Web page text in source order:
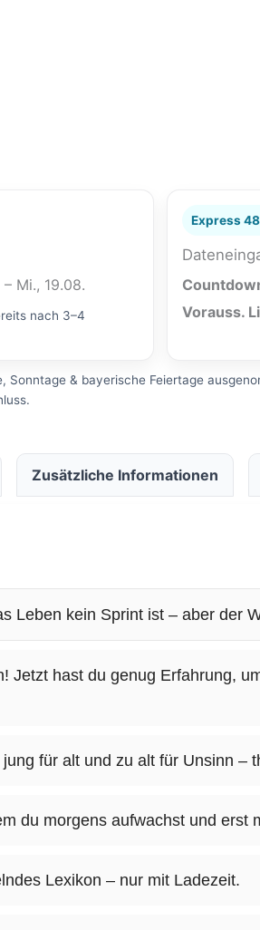
– Mi., 19.08.
nach 3–4
Express
Vorauss.
Sonntage & bayerische Feiertage
Zusätzliche Informationen
Leben kein Sprint ist – aber der
Jetzt hast du genug Erfahrung,
für alt und zu alt für Unsinn –
du morgens aufwachst und erst
Lexikon – nur mit Ladezeit.